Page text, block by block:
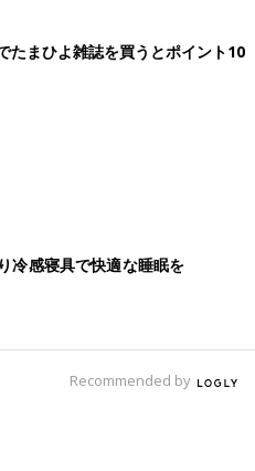
たまひよ雑誌を買うとポイント10
冷感寝具で快適な睡眠を
Recommended by